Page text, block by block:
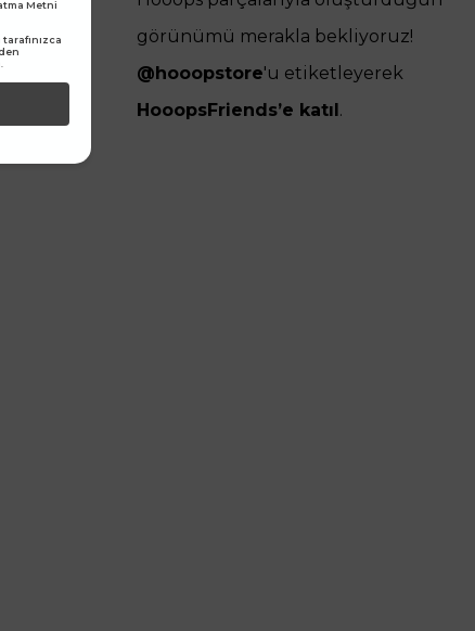
görünümü merakla bekliyoruz!
@hooopstore'u etiketleyerek
HooopsFriends’e katıl.
Metni